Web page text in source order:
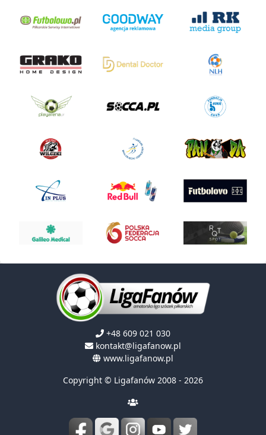
+48 609 021 030
kontakt@ligafanow.pl
www.ligafanow.pl
Copyright © Ligafanów 2008 - 2026